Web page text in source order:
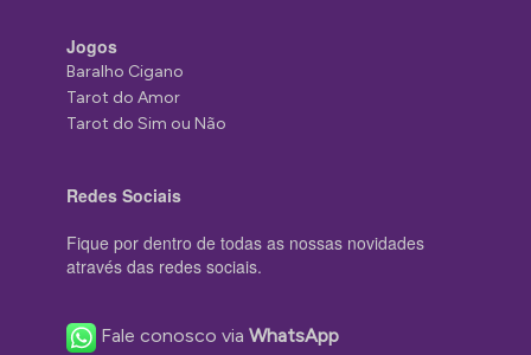
Jogos
Baralho Cigano
Tarot do Amor
Tarot do Sim ou Não
Redes Sociais
Fique por dentro de todas as nossas novidades
através das redes sociais.
Fale conosco viaWhatsApp